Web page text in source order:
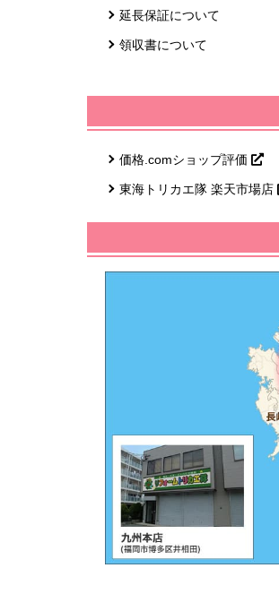
延長保証について
領収書について
価格.comショップ評価
東海トリカエ隊 楽天市場店